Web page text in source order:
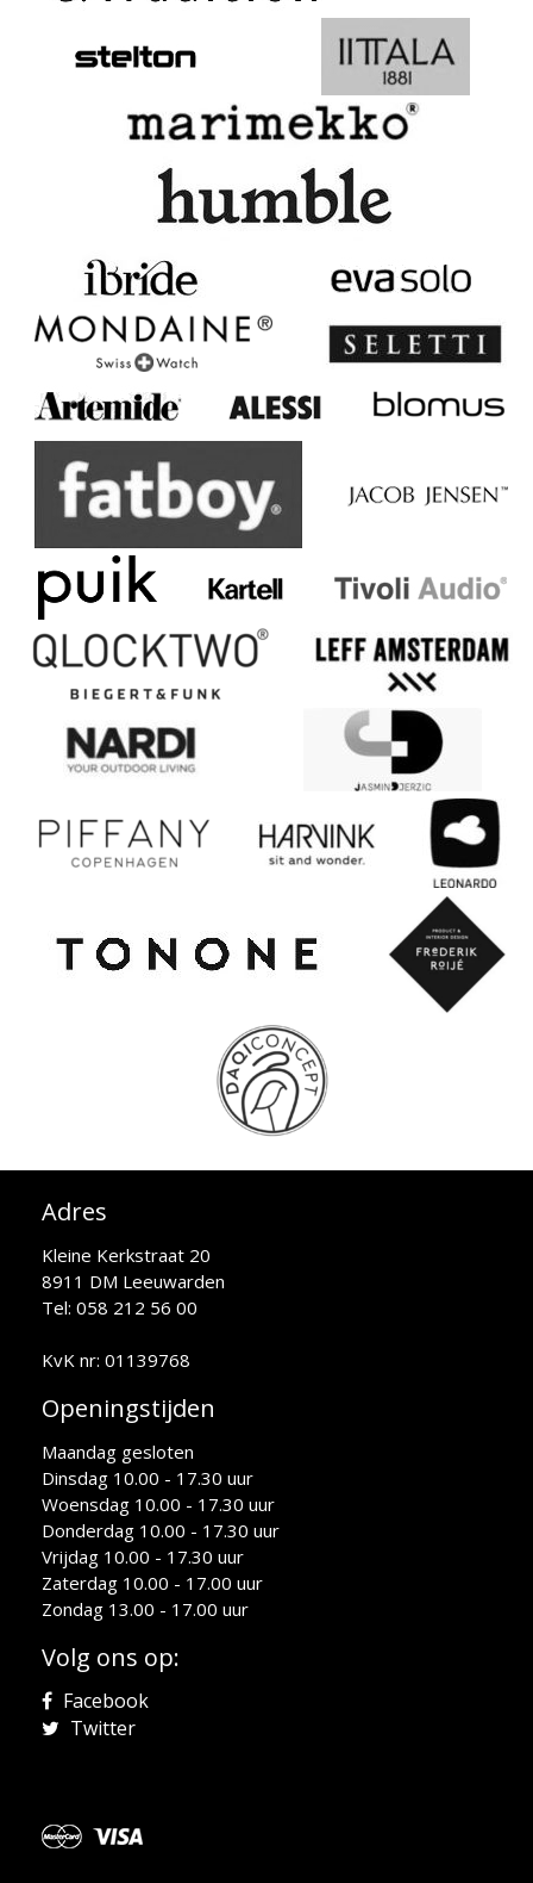
Adres
Kleine Kerkstraat 20
8911 DM Leeuwarden
Tel: 058 212 56 00
KvK nr: 01139768
Openingstijden
Maandag gesloten
Dinsdag 10.00 - 17.30 uur
Woensdag 10.00 - 17.30 uur
Donderdag 10.00 - 17.30 uur
Vrijdag 10.00 - 17.30 uur
Zaterdag 10.00 - 17.00 uur
Zondag 13.00 - 17.00 uur
Volg ons op:
Facebook
Twitter